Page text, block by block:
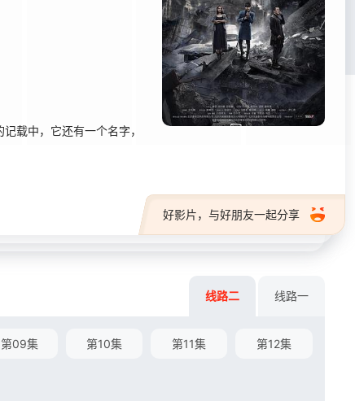
载中，它还有一个名字，
好影片，与好朋友一起分享
线路二 线路一
第09集 第10集 第11集 第12集